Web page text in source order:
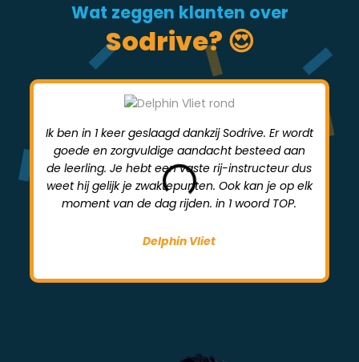
Wat zeggen klanten over
Sodrive? 😍
Ik ben in 1 keer geslaagd dankzij Sodrive. Er wordt
goede en zorgvuldige aandacht besteed aan
de leerling. Je hebt een vaste rij-instructeur dus
weet hij gelijk je zwaktepunten. Ook kan je op elk
moment van de dag rijden. in 1 woord TOP.
Delphin Vliet